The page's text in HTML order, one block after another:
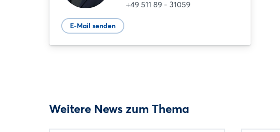
+49 511 89 - 31059
E-Mail senden
Weitere News zum Thema